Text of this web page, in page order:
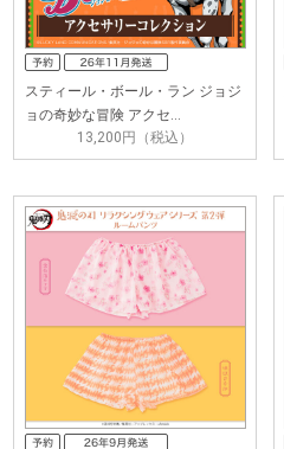
スティール・ボール・ラン ジョジ
ョの奇妙な冒険 アクセ…
13,200円（税込）